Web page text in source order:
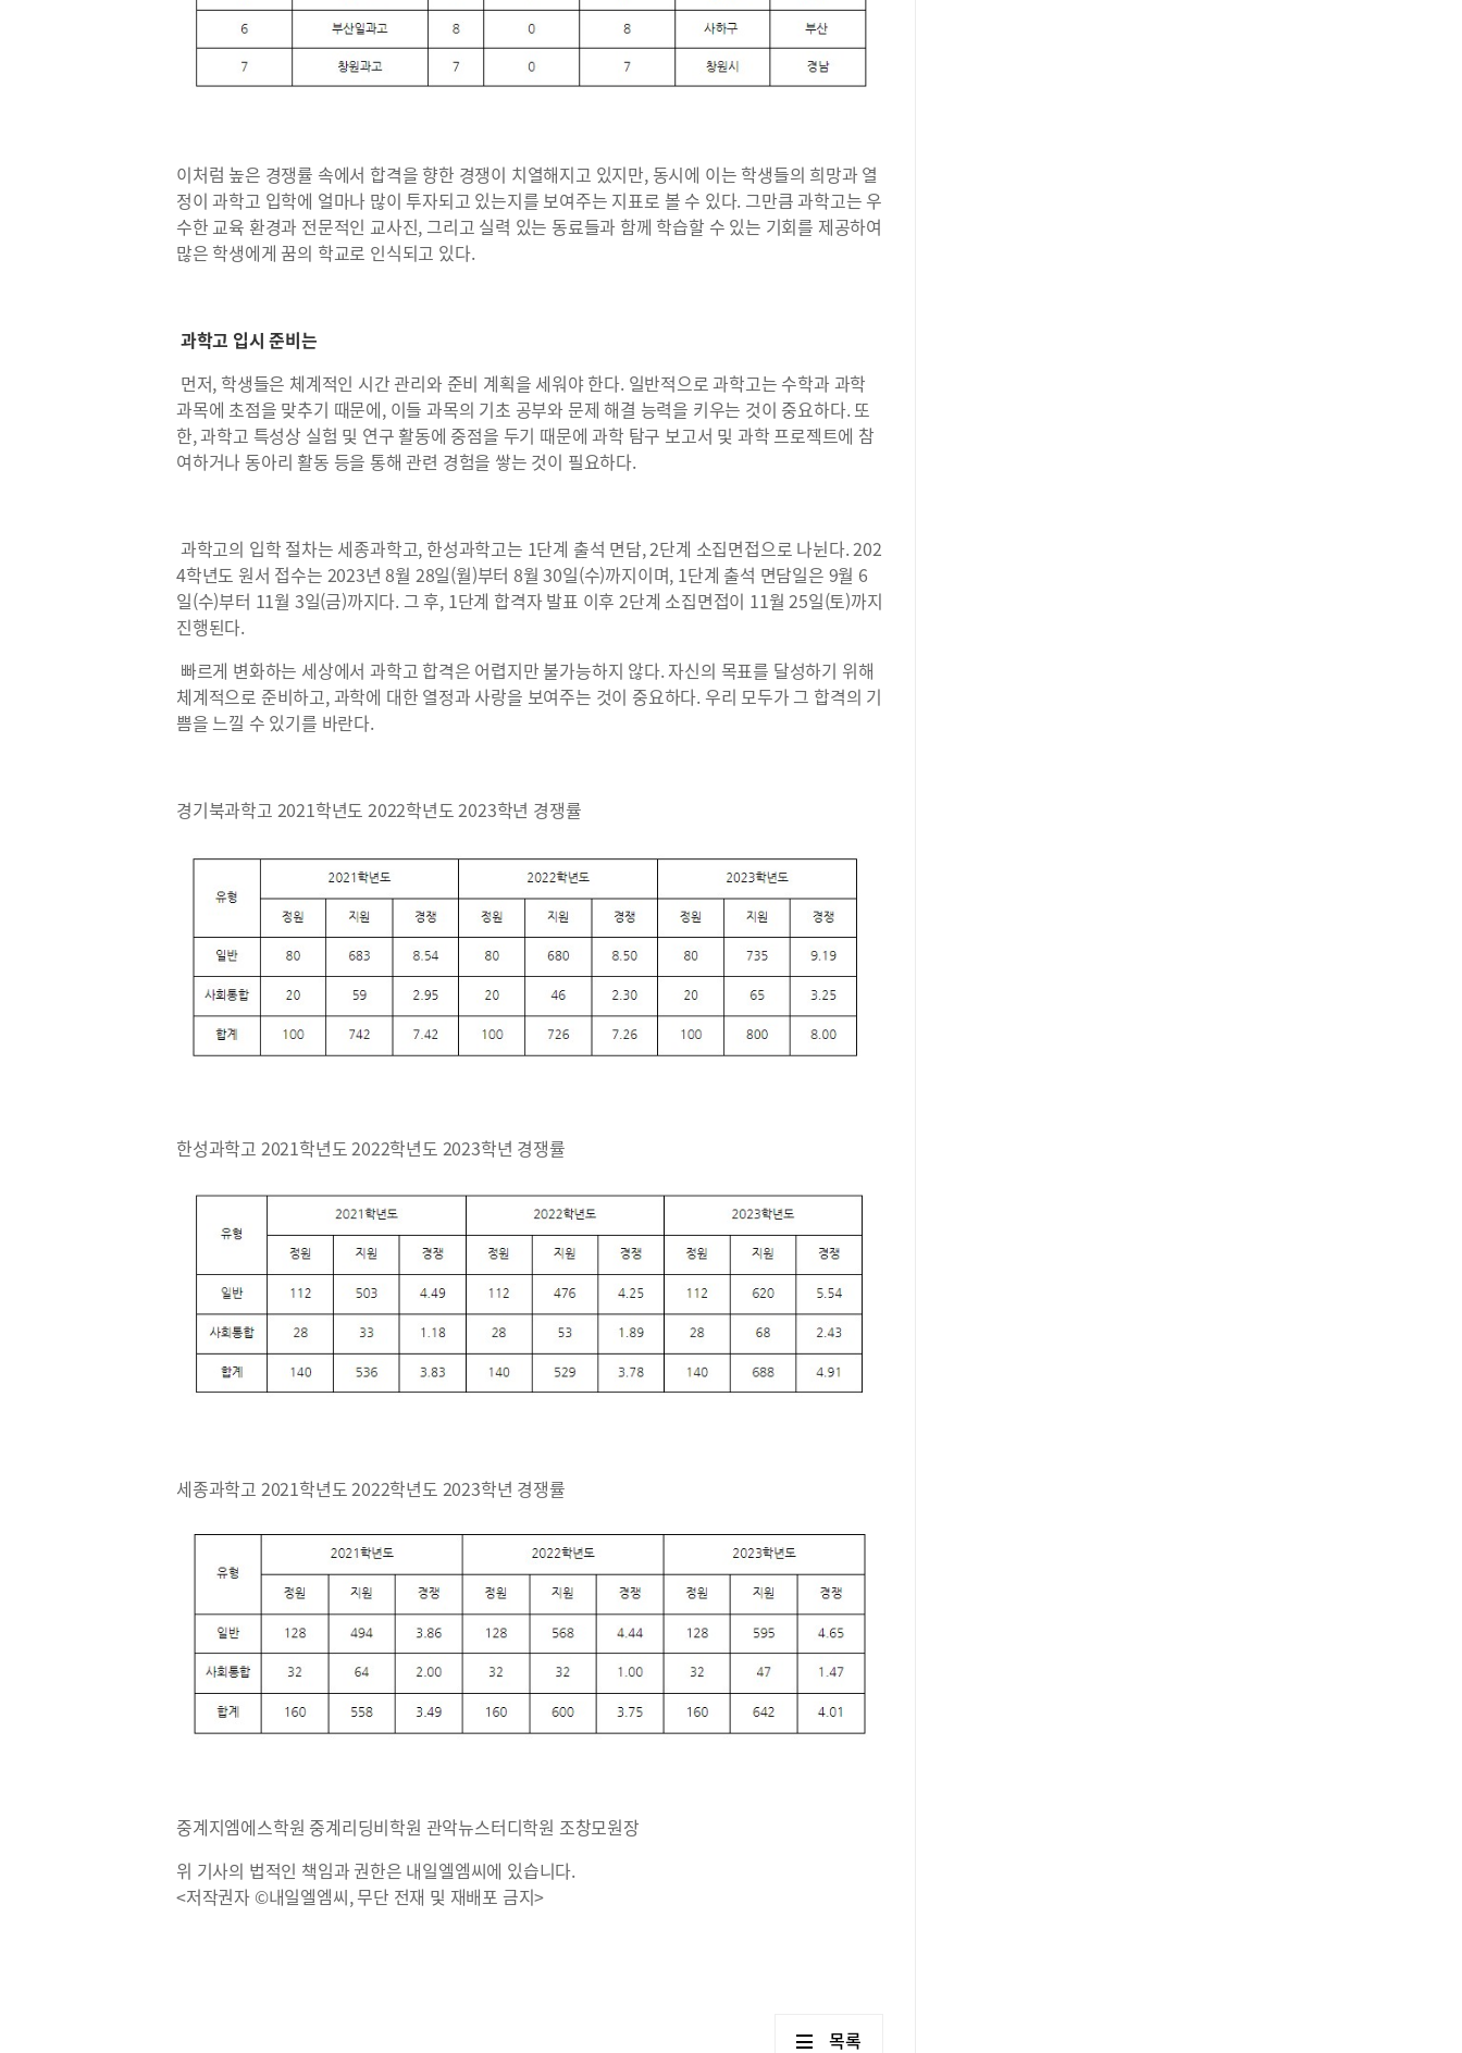
이처럼 높은 경쟁률 속에서 합격을 향한 경쟁이 치열해지고 있지만, 동시에 이는 학생들의 희망과 열
정이 과학고 입학에 얼마나 많이 투자되고 있는지를 보여주는 지표로 볼 수 있다. 그만큼 과학고는 우
수한 교육 환경과 전문적인 교사진, 그리고 실력 있는 동료들과 함께 학습할 수 있는 기회를 제공하여
많은 학생에게 꿈의 학교로 인식되고 있다.
과학고 입시 준비는
먼저, 학생들은 체계적인 시간 관리와 준비 계획을 세워야 한다. 일반적으로 과학고는 수학과 과학
과목에 초점을 맞추기 때문에, 이들 과목의 기초 공부와 문제 해결 능력을 키우는 것이 중요하다. 또
한, 과학고 특성상 실험 및 연구 활동에 중점을 두기 때문에 과학 탐구 보고서 및 과학 프로젝트에 참
여하거나 동아리 활동 등을 통해 관련 경험을 쌓는 것이 필요하다.
과학고의 입학 절차는 세종과학고, 한성과학고는 1단계 출석 면담, 2단계 소집면접으로 나뉜다. 202
4학년도 원서 접수는 2023년 8월 28일(월)부터 8월 30일(수)까지이며, 1단계 출석 면담일은 9월 6
일(수)부터 11월 3일(금)까지다. 그 후, 1단계 합격자 발표 이후 2단계 소집면접이 11월 25일(토)까지
진행된다.
빠르게 변화하는 세상에서 과학고 합격은 어렵지만 불가능하지 않다. 자신의 목표를 달성하기 위해
체계적으로 준비하고, 과학에 대한 열정과 사랑을 보여주는 것이 중요하다. 우리 모두가 그 합격의 기
쁨을 느낄 수 있기를 바란다.
경기북과학고 2021학년도 2022학년도 2023학년 경쟁률
한성과학고 2021학년도 2022학년도 2023학년 경쟁률
세종과학고 2021학년도 2022학년도 2023학년 경쟁률
중계지엠에스학원 중계리딩비학원 관악뉴스터디학원 조창모원장
위 기사의 법적인 책임과 권한은 내일엘엠씨에 있습니다.
<저작권자 ©내일엘엠씨, 무단 전재 및 재배포 금지>
목록